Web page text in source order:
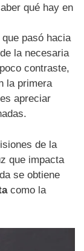
qué hay en
pasó hacia
la necesaria
contraste,
la primera
apreciar
de la
que impacta
se obtiene
como la